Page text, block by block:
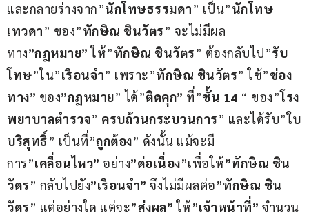
และกลายร่างจาก”นักโทษธรรมดา” เป็น”นักโทษ
เทวดา” ของ”ทักษิณ ชินวัตร” จะไม่มีผล
ทาง”กฎหมาย” ให้”ทักษิณ ชินวัตร” ต้องกลับไป”รับ
โทษ”ใน”เรือนจำ” เพราะ”ทักษิณ ชินวัตร” ใช้”ช่อง
ทาง” ของ”กฎหมาย” ได้”ติดคุก” ที่”ชั้น 14 “ ของ”โรง
พยาบาลตำรวจ” ครบถ้วนกระบวนการ” และได้รับ”ใบ
บริสุทธิ์” เป็นที่”ถูกต้อง” ดังนั้น แม้จะมี
การ”เคลื่อนไหว” อย่าง”ต่อเนื่อง”เพื่อให้”ทักษิณ ชิน
วัตร” กลับไปยัง”เรือนจำ” จึงไม่มีผลต่อ”ทักษิณ ชิน
วัตร” แต่อย่างใด แต่จะ”ส่งผล” ให้”เจ้าหน้าที่” จำนวน